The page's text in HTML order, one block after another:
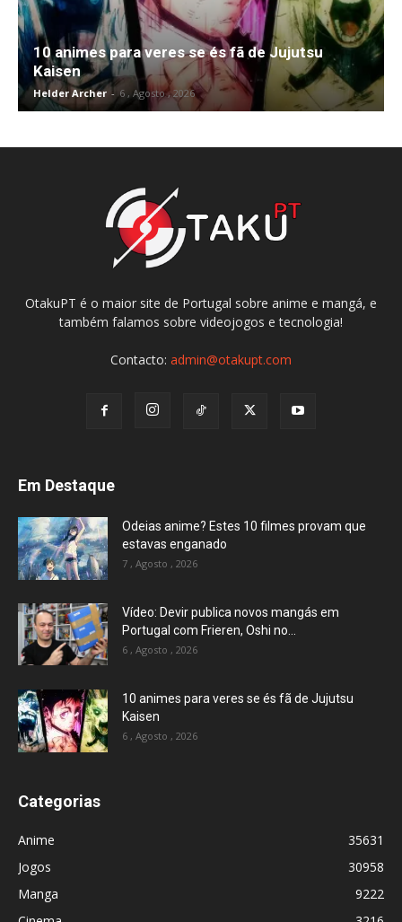
10 animes para veres se és fã de Jujutsu
Kaisen
Helder Archer - 6 , Agosto , 2026
OtakuPT é o maior site de Portugal sobre anime e mangá, e
também falamos sobre videojogos e tecnologia!
Contacto: admin@otakupt.com
Em Destaque
Odeias anime? Estes 10 filmes provam que
estavas enganado
7 , Agosto , 2026
Vídeo: Devir publica novos mangás em
Portugal com Frieren, Oshi no...
6 , Agosto , 2026
10 animes para veres se és fã de Jujutsu
Kaisen
6 , Agosto , 2026
Categorias
Anime
35631
Jogos
30958
Manga
9222